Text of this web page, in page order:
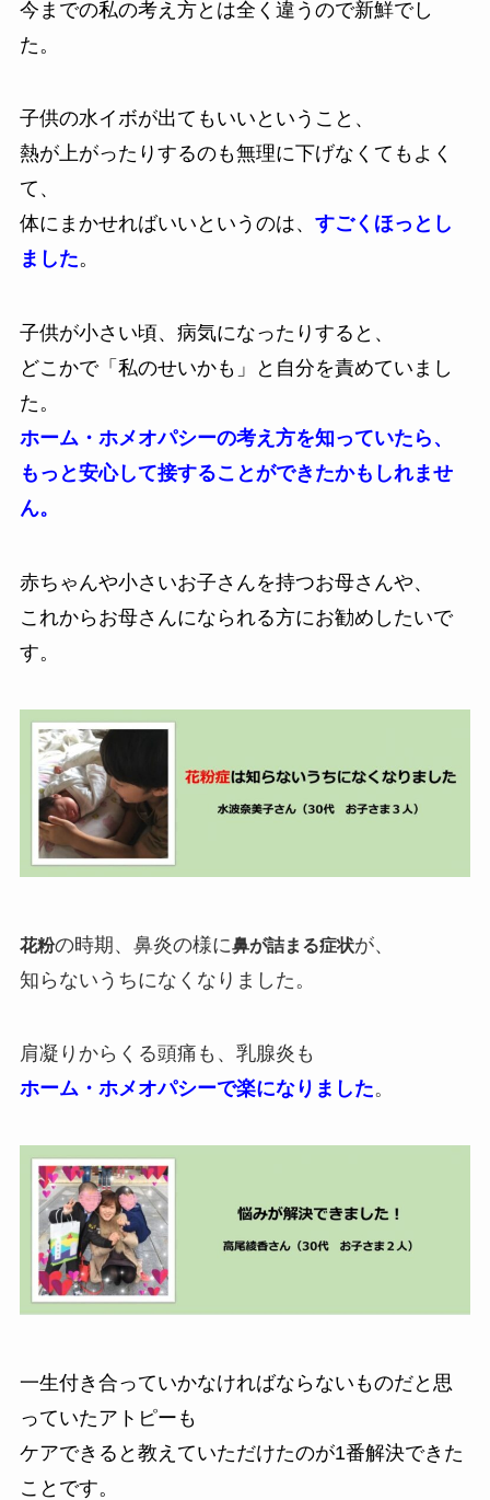
今までの私の考え方とは全く違うので新鮮でし
た。
子供の水イボが出てもいいということ、
熱が上がったりするのも無理に下げなくてもよく
て、
体にまかせればいいというのは、 すごくほっとし
ました。
子供が小さい頃、病気になったりすると、
どこかで「私のせいかも」と自分を責めていまし
た。
ホーム・ホメオパシーの考え方を知っていたら、
もっと安心して接することができたかもしれませ
ん。
赤ちゃんや小さいお子さんを持つお母さんや、
これからお母さんになられる方にお勧めしたいで
す。
花粉の時期、鼻炎の様に鼻が詰まる症状が、
知らないうちになくなりました。
肩凝りからくる頭痛も、乳腺炎も
ホーム・ホメオパシーで楽になりました。
一生付き合っていかなければならないものだと思
っていたアトピーも
ケアできると教えていただけたのが1番解決できた
ことです。